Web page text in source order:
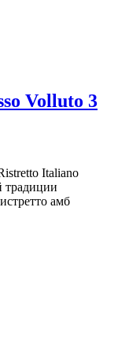
Volluto 3
Italiano
традиции
амб